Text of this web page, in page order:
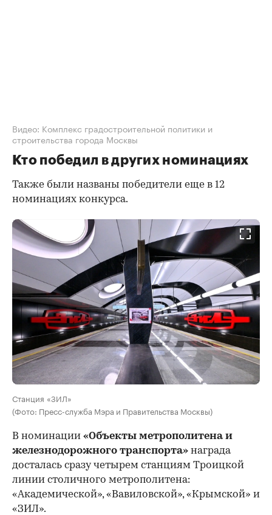
Видео: Комплекс градостроительной политики и
строительства города Москвы
Кто победил в других номинациях
Также были названы победители еще в 12
номинациях конкурса.
Станция «ЗИЛ»
(Фото: Пресс-служба Мэра и Правительства Москвы)
В номинации «Объекты метрополитена и
железнодорожного транспорта» награда
досталась сразу четырем станциям Троицкой
линии столичного метрополитена:
«Академической», «Вавиловской», «Крымской» и
«ЗИЛ».